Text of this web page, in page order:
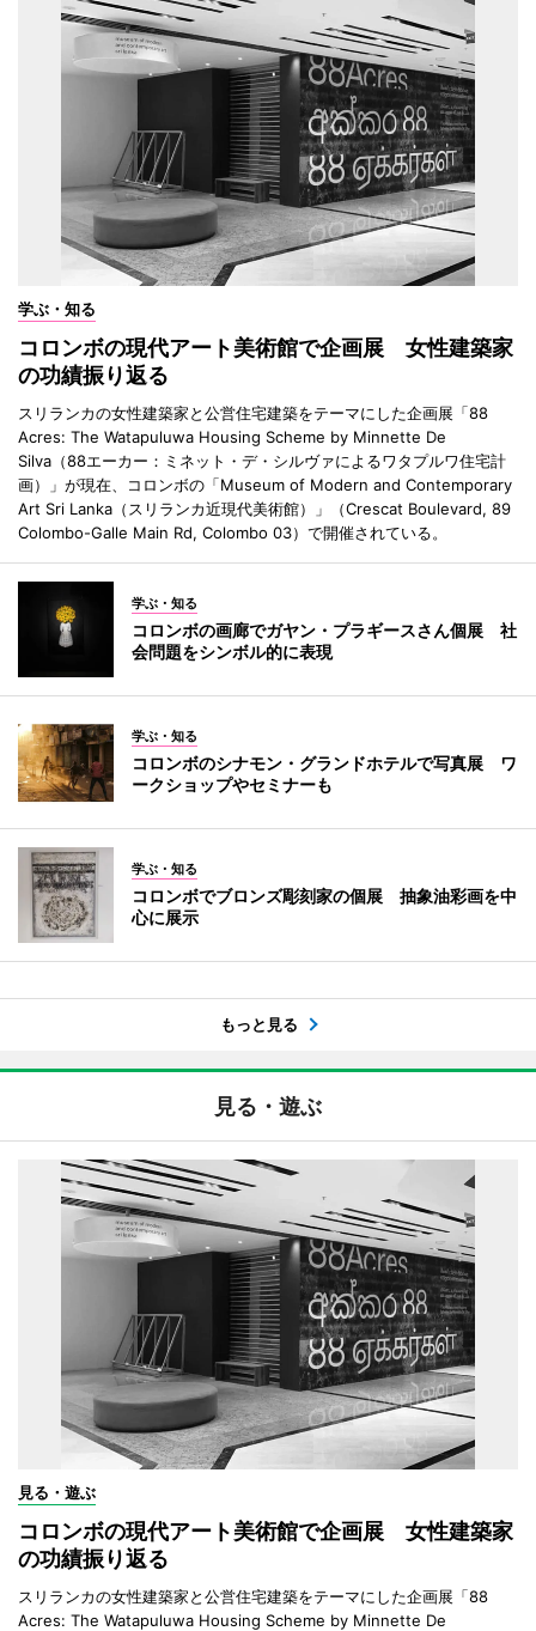
学ぶ・知る
コロンボの現代アート美術館で企画展 女性建築家
の功績振り返る
スリランカの女性建築家と公営住宅建築をテーマにした企画展「88
Acres: The Watapuluwa Housing Scheme by Minnette De
Silva（88エーカー：ミネット・デ・シルヴァによるワタプルワ住宅計
画）」が現在、コロンボの「Museum of Modern and Contemporary
Art Sri Lanka（スリランカ近現代美術館）」（Crescat Boulevard, 89
Colombo-Galle Main Rd, Colombo 03）で開催されている。
学ぶ・知る
コロンボの画廊でガヤン・プラギースさん個展 社
会問題をシンボル的に表現
学ぶ・知る
コロンボのシナモン・グランドホテルで写真展 ワ
ークショップやセミナーも
学ぶ・知る
コロンボでブロンズ彫刻家の個展 抽象油彩画を中
心に展示
もっと見る
見る・遊ぶ
見る・遊ぶ
コロンボの現代アート美術館で企画展 女性建築家
の功績振り返る
スリランカの女性建築家と公営住宅建築をテーマにした企画展「88
Acres: The Watapuluwa Housing Scheme by Minnette De